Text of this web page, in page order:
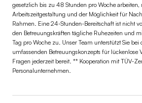
gesetzlich bis zu 48 Stunden pro Woche arbeiten,
Arbeitszeitgestaltung und der Möglichkeit für
Rahmen. Eine 24-Stunden-Bereitschaft ist nicht
den Betreuungskräften tägliche Ruhezeiten und
Tag pro Woche zu. Unser Team unterstützt Sie
umfassenden Betreuungskonzepts für lückenlose
Fragen jederzeit bereit. ** Kooperation mit TÜV-
Personalunternehmen.